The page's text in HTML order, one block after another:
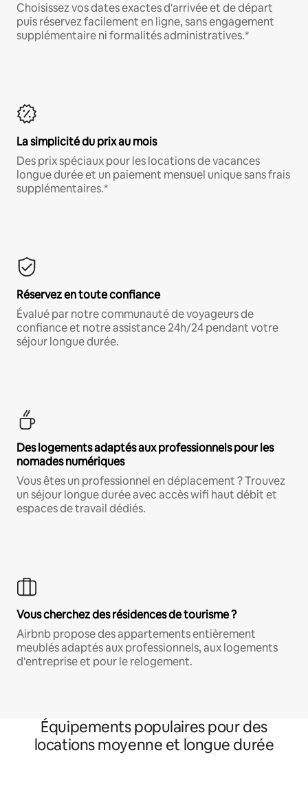
Choisissez vos dates exactes d'arrivée et de départ
puis réservez facilement en ligne, sans engagement
supplémentaire ni formalités administratives.*
La simplicité du prix au mois
Des prix spéciaux pour les locations de vacances
longue durée et un paiement mensuel unique sans frais
supplémentaires.*
Réservez en toute confiance
Évalué par notre communauté de voyageurs de
confiance et notre assistance 24h/24 pendant votre
séjour longue durée.
Des logements adaptés aux professionnels pour les
nomades numériques
Vous êtes un professionnel en déplacement ? Trouvez
un séjour longue durée avec accès wifi haut débit et
espaces de travail dédiés.
Vous cherchez des résidences de tourisme ?
Airbnb propose des appartements entièrement
meublés adaptés aux professionnels, aux logements
d'entreprise et pour le relogement.
Équipements populaires pour des
locations moyenne et longue durée